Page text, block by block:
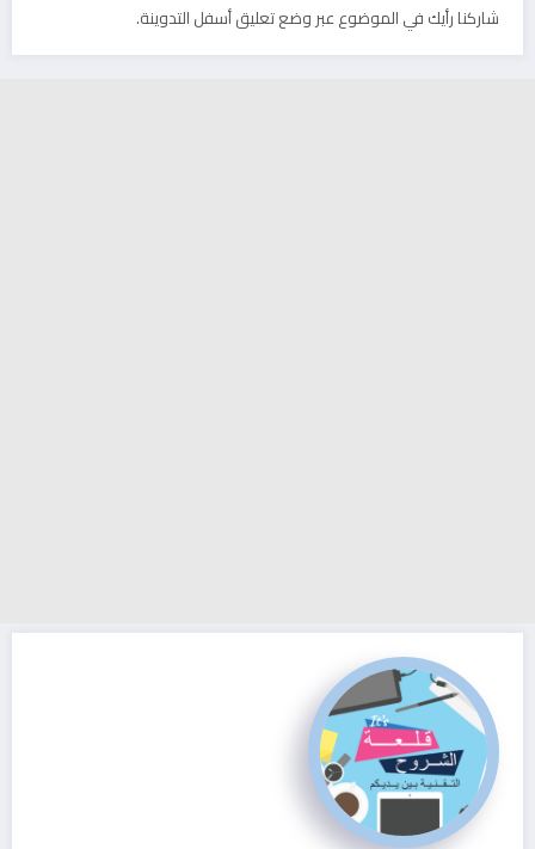
شاركنا رأيك في الموضوع عبر وضع تعليق أسفل التدوينة.